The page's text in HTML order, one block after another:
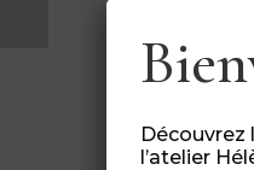
KURT –
Découvrez
l’atelier